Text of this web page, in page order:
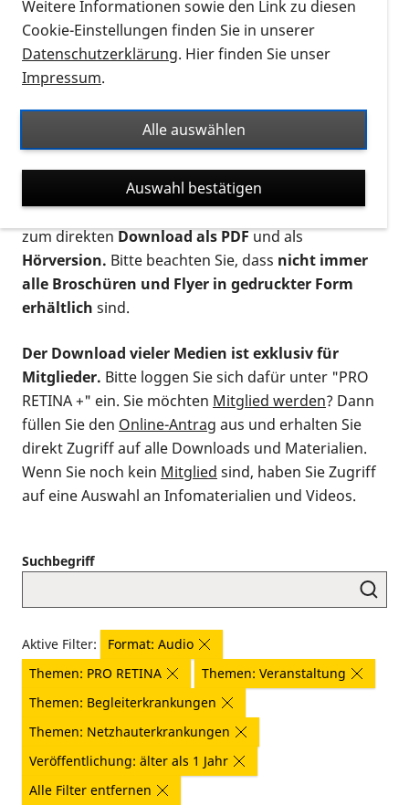
für blinde und sehbehinderte Menschen an.
Auf dieser Seite finden Sie sämtliches Infomaterial
Ort. Nutzen Sie den Formatfilter, um ausschließlich
nach Flyern und Broschüren, Audios oder Videos zu
suchen. Die meisten Flyer und Broschüren werden in
verschiedenen Formaten angeboten: zur
postalischen Bestellung als gedruckte Variante
zum direktenDownload als PDFund als
Hörversion. Bitte beachten Sie, dass nicht immer
alle Broschüren und Flyer in gedruckter Form
erhältlich sind.
Der Download vieler Medien ist exklusiv für
Mitglieder. Bitte loggen Sie sich dafür unter "PRO
RETINA +" ein. Sie möchten Mitglied werden? Dann
füllen Sie den Online-Antrag aus und erhalten Sie
direkt Zugriff auf alle Downloads und Materialien.
Wenn Sie noch kein Mitglied sind, haben Sie Zugriff
auf eine Auswahl an Infomaterialien und Videos.
Suchbegriff
Aktive Filter:
Format: Audio
Themen: PRO RETINA
Themen: Veranstaltung
Themen: Begleiterkrankungen
Themen: Netzhauterkrankungen
Veröffentlichung: älter als 1 Jahr
Alle Filter entfernen
Weitere Informationen sowie den Link zu diesen
Cookie-Einstellungen finden Sie in unserer
Datenschutzerklärung. Hier finden Sie unser
Impressum.
Alle auswählen
Auswahl bestätigen